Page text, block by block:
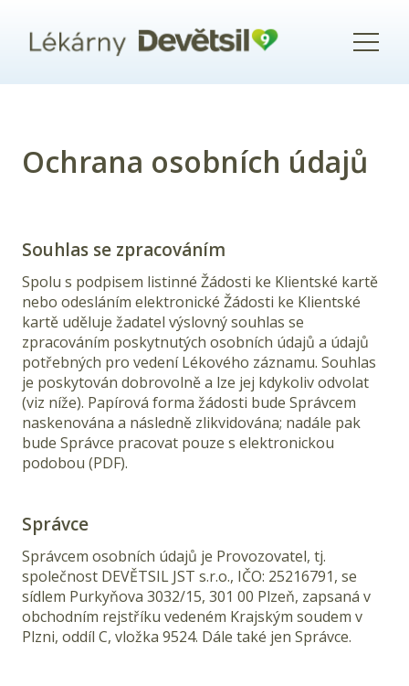
Menu
Ochrana osobních údajů
Souhlas se zpracováním
Spolu s podpisem listinné Žádosti ke Klientské kartě
nebo odesláním elektronické Žádosti ke Klientské
kartě uděluje žadatel výslovný souhlas se
zpracováním poskytnutých osobních údajů a údajů
potřebných pro vedení Lékového záznamu. Souhlas
je poskytován dobrovolně a lze jej kdykoliv odvolat
(viz níže). Papírová forma žádosti bude Správcem
naskenována a následně zlikvidována; nadále pak
bude Správce pracovat pouze s elektronickou
podobou (PDF).
Správce
Správcem osobních údajů je Provozovatel, tj.
společnost DEVĚTSIL JST s.r.o., IČO: 25216791, se
sídlem Purkyňova 3032/15, 301 00 Plzeň, zapsaná v
obchodním rejstříku vedeném Krajským soudem v
Plzni, oddíl C, vložka 9524. Dále také jen Správce.